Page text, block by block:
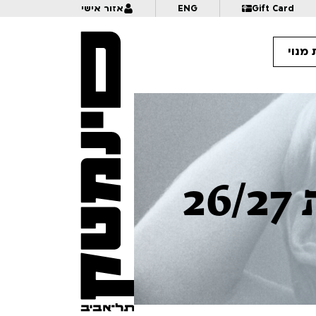
Gift Card
ENG אזור אישי
תהילה מאוחרת | טרום בכורה
18:30 ערך סנטימנטלי
החלק החסר
מנוי